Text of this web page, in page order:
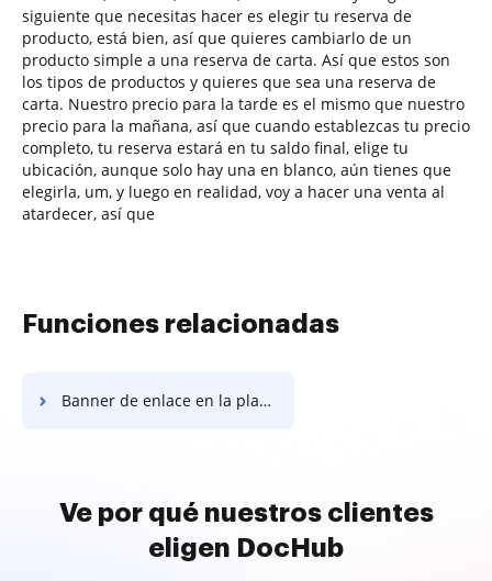
siguiente que necesitas hacer es elegir tu reserva de
producto, está bien, así que quieres cambiarlo de un
producto simple a una reserva de carta. Así que estos son
los tipos de productos y quieres que sea una reserva de
carta. Nuestro precio para la tarde es el mismo que nuestro
precio para la mañana, así que cuando establezcas tu precio
completo, tu reserva estará en tu saldo final, elige tu
ubicación, aunque solo hay una en blanco, aún tienes que
elegirla, um, y luego en realidad, voy a hacer una venta al
atardecer, así que
Funciones relacionadas
Banner de enlace en la plantilla de propuesta de diseño web de WordPress
Ve por qué nuestros clientes
eligen DocHub